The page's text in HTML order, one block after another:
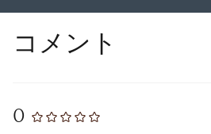
コメント
0